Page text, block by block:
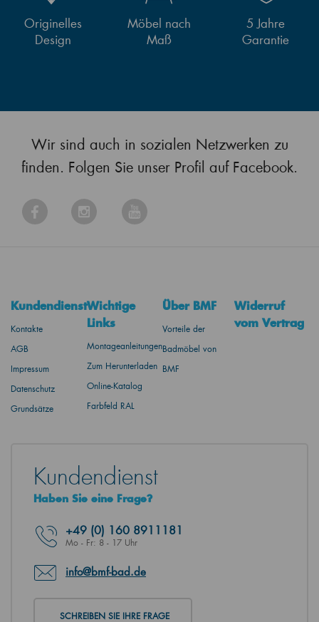
Originelles
Design
Möbel nach
Maß
5 Jahre
Garantie
Wir sind auch in sozialen Netzwerken zu
finden. Folgen Sie unser Profil auf Facebook.
Kundendienst
Kontakte
AGB
Impressum
Datenschutz
Grundsätze
Wichtige
Links
Montageanleitungen
Zum Herunterladen
Online-Katalog
Farbfeld RAL
Über BMF
Vorteile der
Badmöbel von
BMF
Widerruf
vom Vertrag
Kundendienst
Haben Sie eine Frage?
+49 (0) 160 8911181
Mo - Fr: 8 - 17 Uhr
info@bmf-bad.de
SCHREIBEN SIE IHRE FRAGE